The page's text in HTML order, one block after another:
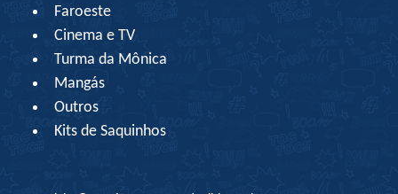
Faroeste
Cinema e TV
Turma da Mônica
Mangás
Outros
Kits de Saquinhos